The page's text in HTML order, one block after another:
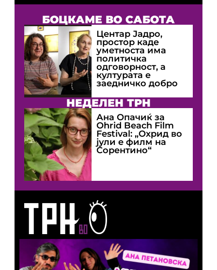
БОЦКАМЕ ВО САБОТА
Центар Јадро,
простор каде
уметноста има
политичка
одговорност, а
културата е
заедничко добро
НЕДЕЛЕН ТРН
Ана Опачиќ за
Оhrid Beach Film
Festival: „Охрид во
јули е филм на
Сорентино“